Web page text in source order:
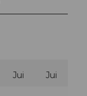
Jui Jui